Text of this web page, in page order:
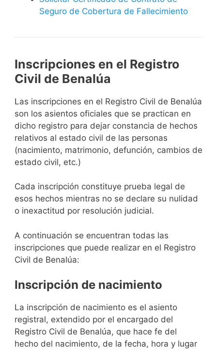
Seguro de Cobertura de Fallecimiento
Inscripciones en el Registro
Civil de Benalúa
Las inscripciones en el Registro Civil de Benalúa
son los asientos oficiales que se practican en
dicho registro para dejar constancia de hechos
relativos al estado civil de las personas
(nacimiento, matrimonio, defunción, cambios de
estado civil, etc.)
Cada inscripción constituye prueba legal de
esos hechos mientras no se declare su nulidad
o inexactitud por resolución judicial.
A continuación se encuentran todas las
inscripciones que puede realizar en el Registro
Civil de Benalúa:
Inscripción de nacimiento
La inscripción de nacimiento es el asiento
registral, extendido por el encargado del
Registro Civil de Benalúa, que hace fe del
hecho del nacimiento, de la fecha, hora y lugar